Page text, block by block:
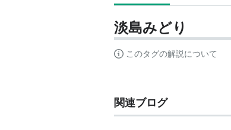
淡島みどり
このタグの解説について
関連ブログ